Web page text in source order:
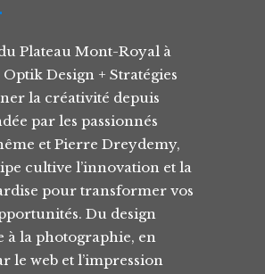
Plateau Mont-Royal à
Design + Stratégies
la créativité depuis
par les passionnés
et Pierre Dreydemy,
cultive l’innovation et la
pour transformer vos
Du design
à la photographie, en
le web et l’impression